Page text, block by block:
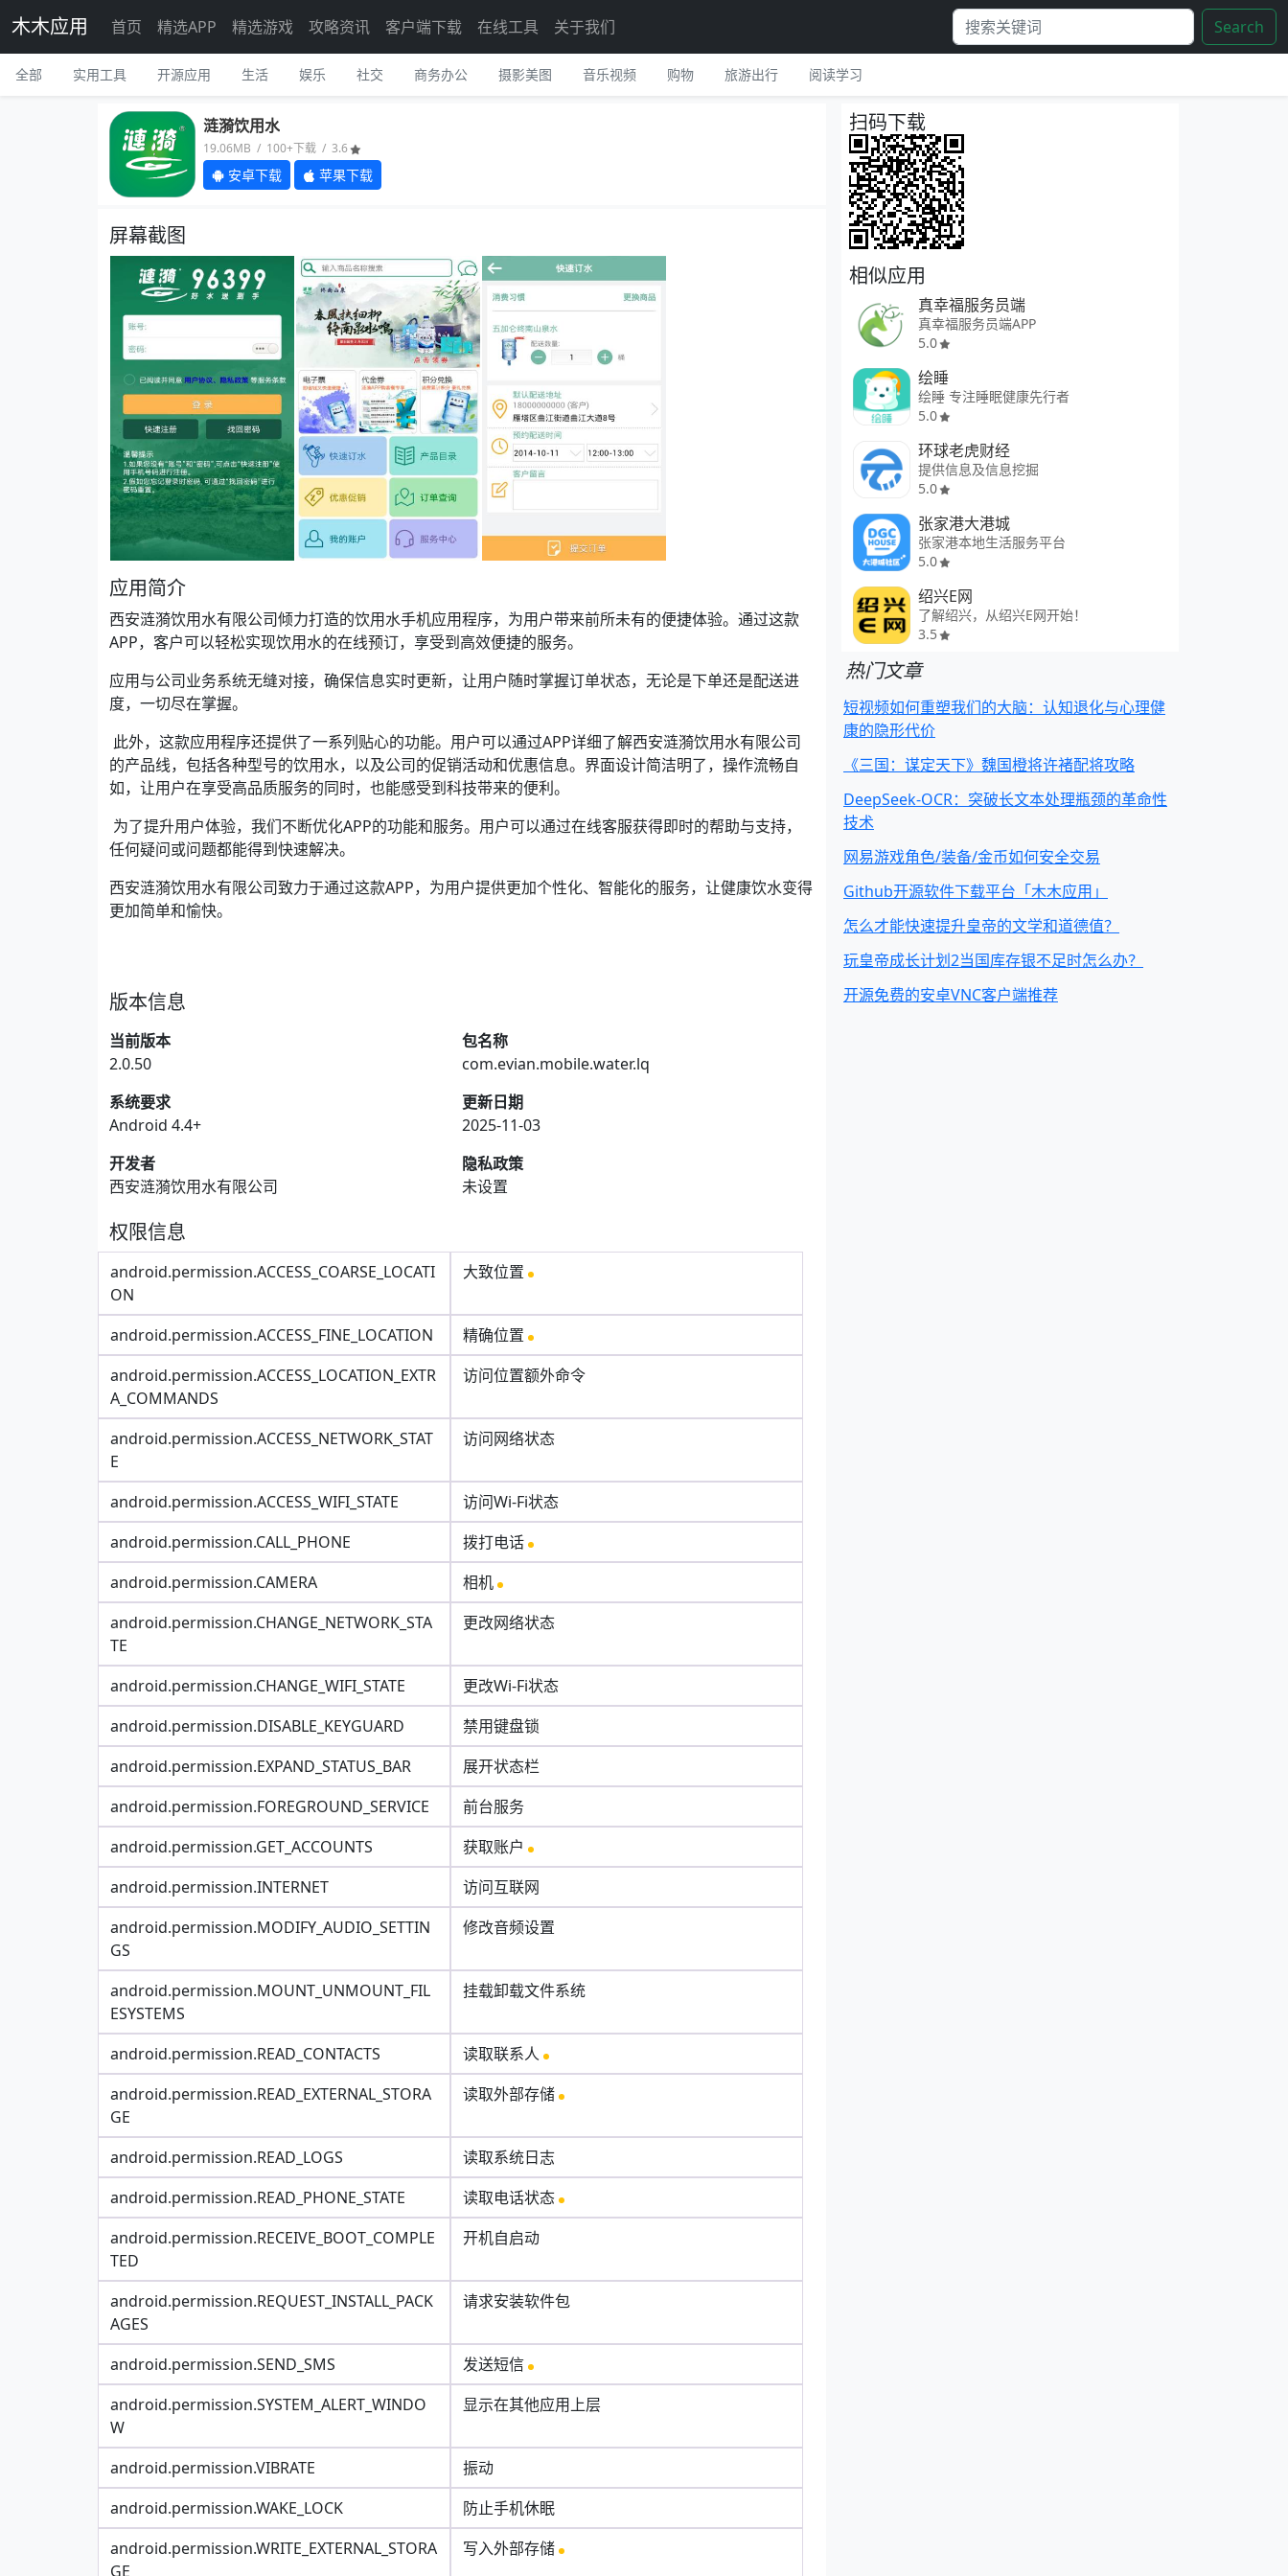
木木应用 首页 精选APP 精选游戏 攻略资讯 客户端下载 在线工具 关于我们 Search
全部 实用工具 开源应用 生活 娱乐 社交 商务办公 摄影美图 音乐视频 购物 旅游出行 阅读学习
涟漪饮用水
19.06MB / 100+下载 / 3.6
安卓下载 苹果下载
屏幕截图
应用简介
西安涟漪饮用水有限公司倾力打造的饮用水手机应用程序，为用户带来前所未有的便捷体验。通过这款
APP，客户可以轻松实现饮用水的在线预订，享受到高效便捷的服务。
应用与公司业务系统无缝对接，确保信息实时更新，让用户随时掌握订单状态，无论是下单还是配送进
度，一切尽在掌握。
此外，这款应用程序还提供了一系列贴心的功能。用户可以通过APP详细了解西安涟漪饮用水有限公司
的产品线，包括各种型号的饮用水，以及公司的促销活动和优惠信息。界面设计简洁明了，操作流畅自
如，让用户在享受高品质服务的同时，也能感受到科技带来的便利。
为了提升用户体验，我们不断优化APP的功能和服务。用户可以通过在线客服获得即时的帮助与支持，
任何疑问或问题都能得到快速解决。
西安涟漪饮用水有限公司致力于通过这款APP，为用户提供更加个性化、智能化的服务，让健康饮水变得
更加简单和愉快。
版本信息
当前版本
2.0.50
包名称
com.evian.mobile.water.lq
系统要求
Android 4.4+
更新日期
2025-11-03
开发者
西安涟漪饮用水有限公司
隐私政策
未设置
权限信息
android.permission.ACCESS_COARSE_LOCATI
ON
大致位置
android.permission.ACCESS_FINE_LOCATION
精确位置
android.permission.ACCESS_LOCATION_EXTR
A_COMMANDS
访问位置额外命令
android.permission.ACCESS_NETWORK_STAT
E
访问网络状态
android.permission.ACCESS_WIFI_STATE
访问Wi-Fi状态
android.permission.CALL_PHONE
拨打电话
android.permission.CAMERA
相机
android.permission.CHANGE_NETWORK_STA
TE
更改网络状态
android.permission.CHANGE_WIFI_STATE
更改Wi-Fi状态
android.permission.DISABLE_KEYGUARD
禁用键盘锁
android.permission.EXPAND_STATUS_BAR
展开状态栏
android.permission.FOREGROUND_SERVICE
前台服务
android.permission.GET_ACCOUNTS
获取账户
android.permission.INTERNET
访问互联网
android.permission.MODIFY_AUDIO_SETTIN
GS
修改音频设置
android.permission.MOUNT_UNMOUNT_FIL
ESYSTEMS
挂载卸载文件系统
android.permission.READ_CONTACTS
读取联系人
android.permission.READ_EXTERNAL_STORA
GE
读取外部存储
android.permission.READ_LOGS
读取系统日志
android.permission.READ_PHONE_STATE
读取电话状态
android.permission.RECEIVE_BOOT_COMPLE
TED
开机自启动
android.permission.REQUEST_INSTALL_PACK
AGES
请求安装软件包
android.permission.SEND_SMS
发送短信
android.permission.SYSTEM_ALERT_WINDO
W
显示在其他应用上层
android.permission.VIBRATE
振动
android.permission.WAKE_LOCK
防止手机休眠
android.permission.WRITE_EXTERNAL_STORA
GE
写入外部存储
扫码下载
相似应用
真幸福服务员端
真幸福服务员端APP
5.0
绘睡
绘睡 专注睡眠健康先行者
5.0
环球老虎财经
提供信息及信息挖掘
5.0
张家港大港城
张家港本地生活服务平台
5.0
绍兴E网
了解绍兴，从绍兴E网开始！
3.5
热门文章
短视频如何重塑我们的大脑：认知退化与心理健
康的隐形代价
《三国：谋定天下》魏国橙将许褚配将攻略
DeepSeek-OCR：突破长文本处理瓶颈的革命性
技术
网易游戏角色/装备/金币如何安全交易
Github开源软件下载平台「木木应用」
怎么才能快速提升皇帝的文学和道德值？
玩皇帝成长计划2当国库存银不足时怎么办？
开源免费的安卓VNC客户端推荐